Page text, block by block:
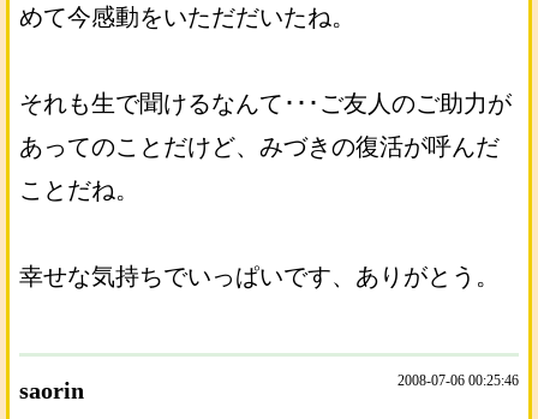
めて今感動をいただだいたね。
それも生で聞けるなんて･･･ご友人のご助力が
あってのことだけど、みづきの復活が呼んだ
ことだね。
幸せな気持ちでいっぱいです、ありがとう。
saorin 2008-07-06 00:25:46